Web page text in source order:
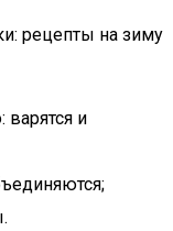
рецепты на зиму
варятся и